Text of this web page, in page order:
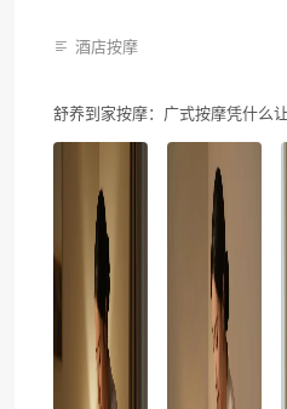
酒店按摩
舒养到家按摩：广式按摩凭什么